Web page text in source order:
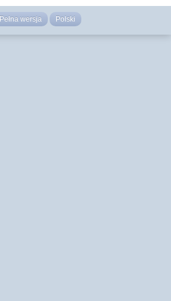
Pełna wersja Polski